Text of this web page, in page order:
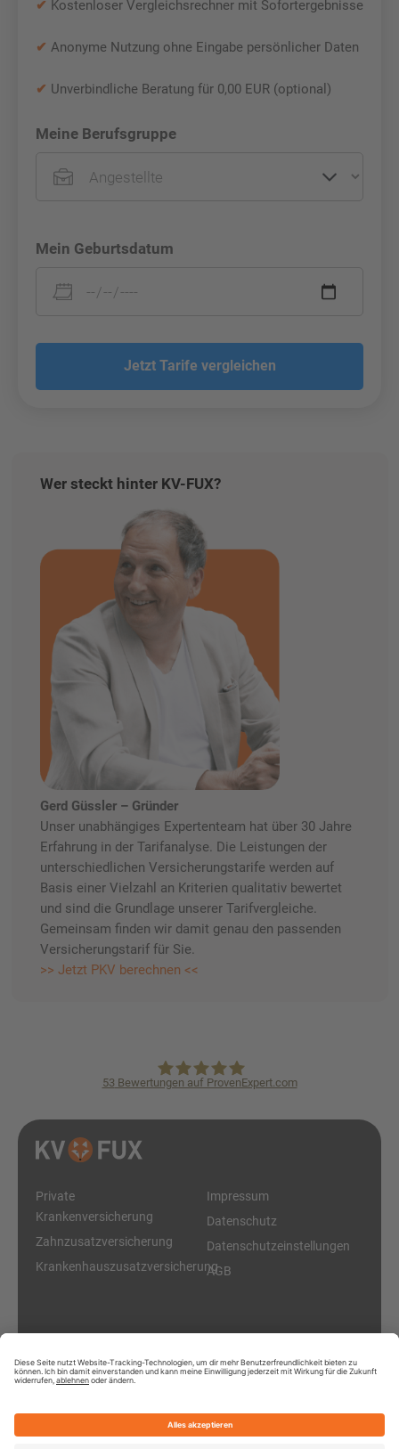
✔ Kostenloser Vergleichsrechner mit Sofortergebnisse
✔ Anonyme Nutzung ohne Eingabe persönlicher Daten
✔ Unverbindliche Beratung für 0,00 EUR (optional)
Meine Berufsgruppe
Mein Geburtsdatum
Jetzt Tarife vergleichen
Wer steckt hinter KV-FUX?
Gerd Güssler – Gründer
Unser unabhängiges Expertenteam hat über 30 Jahre
Erfahrung in der Tarifanalyse. Die Leistungen der
unterschiedlichen Versicherungstarife werden auf
Basis einer Vielzahl an Kriterien qualitativ bewertet
und sind die Grundlage unserer Tarifvergleiche.
Gemeinsam finden wir damit genau den passenden
Versicherungstarif für Sie.
>> Jetzt PKV berechnen <<
KVpro.de GmbH
53 Bewertungen auf ProvenExpert.com
Private
Krankenversicherung
Zahnzusatzversicherung
Krankenhauszusatzversicherung
Impressum
Datenschutz
Datenschutzeinstellungen
AGB
Diese Online-Plattform ist ein Service der KVpro.de GmbH